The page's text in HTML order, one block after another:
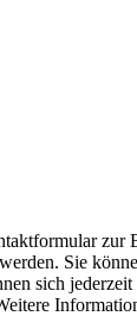
Sie
sich jederzeit